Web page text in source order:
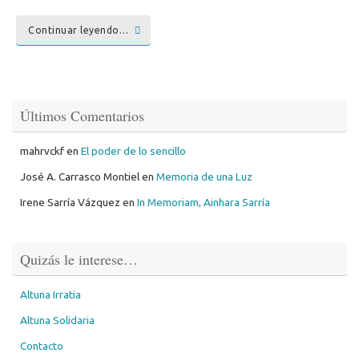
Continuar leyendo…
Últimos Comentarios
mahrvckfen El poder de lo sencillo
José A. Carrasco Montielen Memoria de una Luz
Irene Sarría Vázquez en In Memoriam, Ainhara Sarría
Quizás le interese…
Altuna Irratia
Altuna Solidaria
Contacto